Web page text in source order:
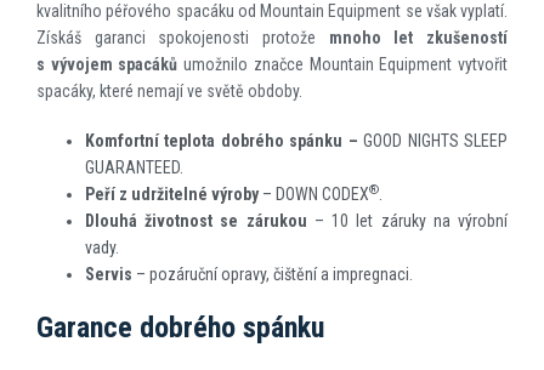
kvalitního péřového spacáku od Mountain Equipment se však vyplatí.
Získáš garanci spokojenosti protože mnoho let zkušeností
s vývojem spacákůumožnilo značce Mountain Equipment vytvořit
spacáky, které nemají ve světě obdoby.
Komfortní teplota dobrého spánku –GOOD NIGHTS SLEEP
GUARANTEED.
Peří z udržitelné výroby– DOWN CODEX®.
Dlouhá životnost se zárukou – 10 let záruky na výrobní
vady.
Servis – pozáruční opravy, čištění a impregnaci.
Garance dobrého spánku